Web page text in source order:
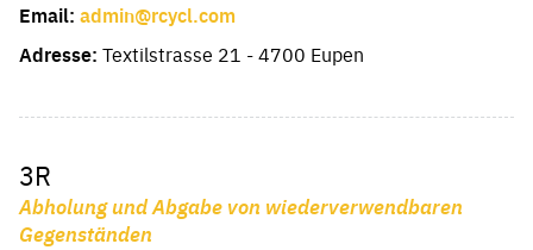
Email: admin@rcycl.com
Adresse: Textilstrasse 21 - 4700 Eupen
3R
Abholung und Abgabe von wiederverwendbaren
Gegenständen